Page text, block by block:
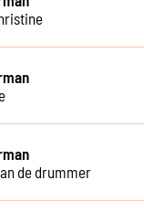
de drummer